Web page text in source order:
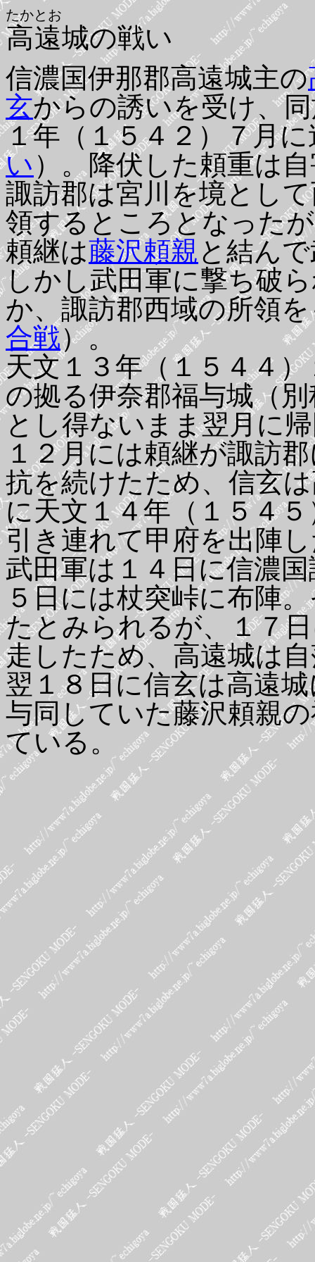
高遠
たかとお
城の戦い
信濃国伊那郡高遠城主の
玄からの誘いを受け、
１年（１５４２）７月
い ）。降伏した頼重は
諏訪郡は宮川を境とし
領するところとなった
頼継は藤沢頼親と結ん
しかし武田軍に撃ち破
か、諏訪郡西域の所領
合戦）。
天文１３年（１５４４
の拠る伊奈郡福与城（
とし得ないまま翌月に
１２月には頼継が諏訪
抗を続けたため、信玄
に天文１４年（１５４
引き連れて甲府を出陣
武田軍は１４日に信濃
５日には杖突峠に布陣
たとみられるが、１７
走したため、高遠城は
翌１８日に信玄は高遠
与同していた藤沢頼親
ている。